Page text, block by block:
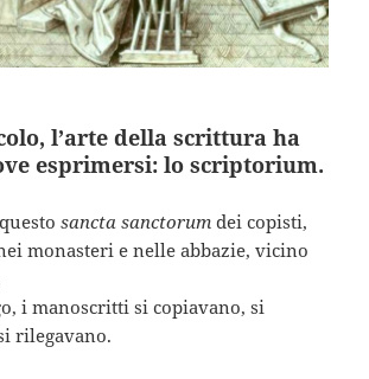
l’arte della scrittura ha
esprimersi: lo scriptorium.
sancta sanctorum dei copisti,
monasteri e nelle abbazie, vicino
i manoscritti si copiavano, si
rilegavano.